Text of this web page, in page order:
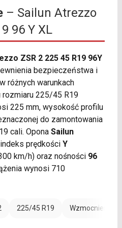
– Sailun Atrezzo
96 Y XL
ZSR 2 225 45 R19 96Y
bezpieczeństwa i
różnych warunkach
rozmiaru 225/45 R19
225 mm, wysokość profilu
do zamontowania
cali. Opona Sailun
prędkości Y
km/h) oraz nośności 96
wynosi 710
225/45 R19 Wzmocnienie